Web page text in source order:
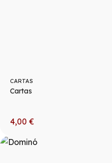
CARTAS
Cartas
4,00 €